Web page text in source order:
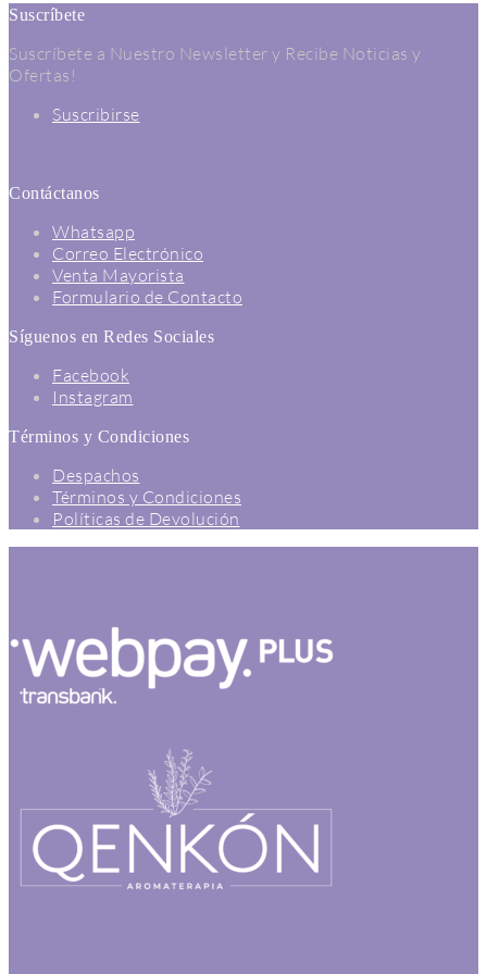
Suscríbete
Suscríbete a Nuestro Newsletter y Recibe Noticias y
Ofertas!
Suscribirse
Contáctanos
Whatsapp
Correo Electrónico
Venta Mayorista
Formulario de Contacto
Síguenos en Redes Sociales
Facebook
Instagram
Términos y Condiciones
Despachos
Términos y Condiciones
Políticas de Devolución